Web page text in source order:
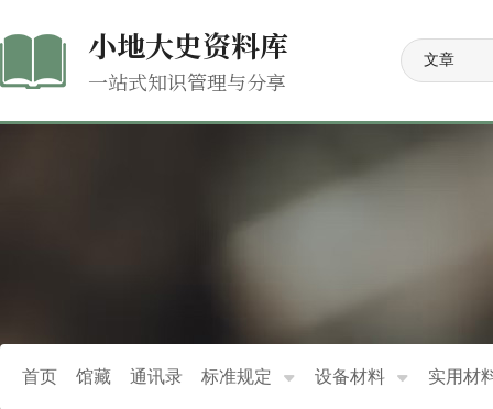
小地大史资料库
一站式知识管理与分享
首页 馆藏 通讯录 标准规定 设备材料 实用材